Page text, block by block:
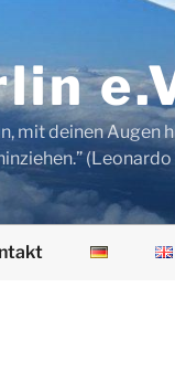
mit deinen